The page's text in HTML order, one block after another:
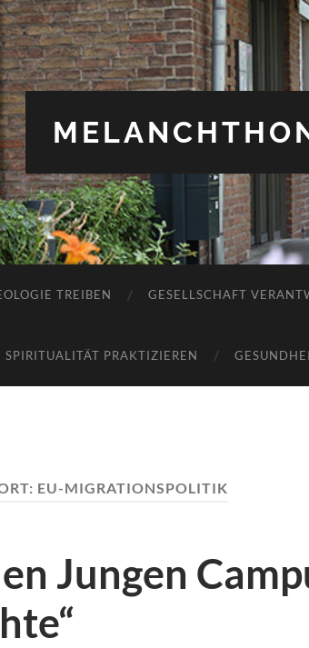
TREIBEN GESELLSCHAFT
SPIRITUALITÄT PRAKTIZIEREN
EU-MIGRATIONSPOLITIK
Jungen